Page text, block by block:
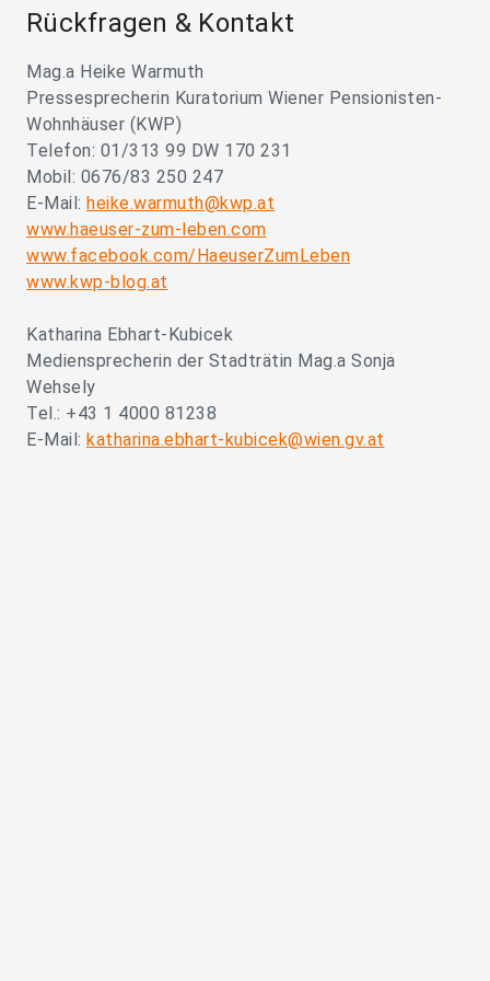
Rückfragen & Kontakt
Mag.a Heike Warmuth
Pressesprecherin Kuratorium Wiener Pensionisten-
Wohnhäuser (KWP)
Telefon: 01/313 99 DW 170 231
Mobil: 0676/83 250 247
E-Mail: heike.warmuth@kwp.at
www.haeuser-zum-leben.com
www.facebook.com/HaeuserZumLeben
www.kwp-blog.at
Katharina Ebhart-Kubicek
Mediensprecherin der Stadträtin Mag.a Sonja
Wehsely
Tel.: +43 1 4000 81238
E-Mail: katharina.ebhart-kubicek@wien.gv.at